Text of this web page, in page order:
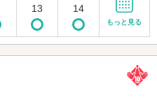
13 14
もっと見る